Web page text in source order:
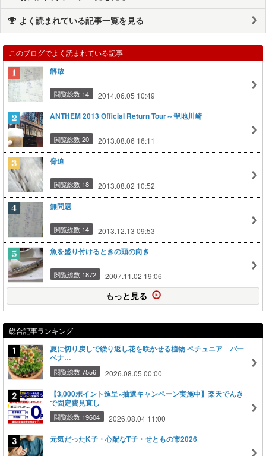
よく読まれている記事一覧を見る
このブログでよく読まれている記事
解放
閲覧総数 14 2014.06.05 10:49
ANTHEM 2013 Official Return Tour～聖地川崎
閲覧総数 20 2013.08.06 16:11
脅迫
閲覧総数 18 2013.08.02 10:52
無問題
閲覧総数 14 2013.12.13 09:53
魚を盛り付けるときの頭の向き
閲覧総数 1872 2007.11.02 19:06
もっと見る
総合記事ランキング
夏に切り戻しで繰り返し花を咲かせる植物 ペチュニア バー
ベナ…
閲覧総数 7556 2026.08.05 00:00
【3,000ポイント進呈×抽選キャンペーン実施中】楽天でんき
で固定費見直し
閲覧総数 19604 2026.08.04 11:00
元気だったK子・心配なT子・せともの市2026